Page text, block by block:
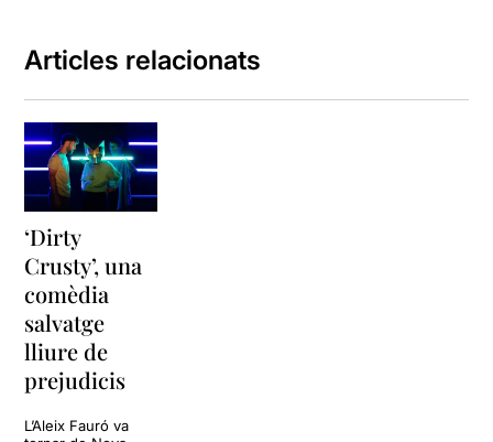
Articles relacionats
‘Dirty
Crusty’, una
comèdia
salvatge
lliure de
prejudicis
L’Aleix Fauró va